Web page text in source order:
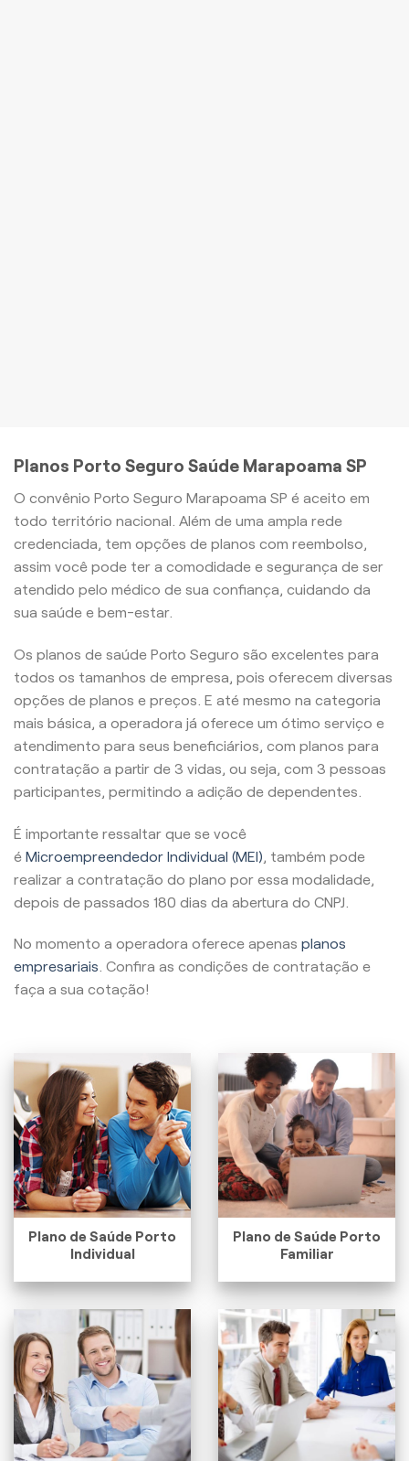
Planos Porto Seguro Saúde Marapoama SP
O convênio Porto Seguro Marapoama SP é aceito em
todo território nacional. Além de uma ampla rede
credenciada, tem opções de planos com reembolso,
assim você pode ter a comodidade e segurança de ser
atendido pelo médico de sua confiança, cuidando da
sua saúde e bem-estar.
Os planos de saúde Porto Seguro são excelentes para
todos os tamanhos de empresa, pois oferecem diversas
opções de planos e preços. E até mesmo na categoria
mais básica, a operadora já oferece um ótimo serviço e
atendimento para seus beneficiários, com planos para
contratação a partir de 3 vidas, ou seja, com 3 pessoas
participantes, permitindo a adição de dependentes.
É importante ressaltar que se você
é Microempreendedor Individual (MEI) , também pode
realizar a contratação do plano por essa modalidade,
depois de passados 180 dias da abertura do CNPJ.
No momento a operadora oferece apenas planos
empresariais . Confira as condições de contratação e
faça a sua cotação!
Plano de Saúde Porto
Individual
Plano de Saúde Porto
Familiar